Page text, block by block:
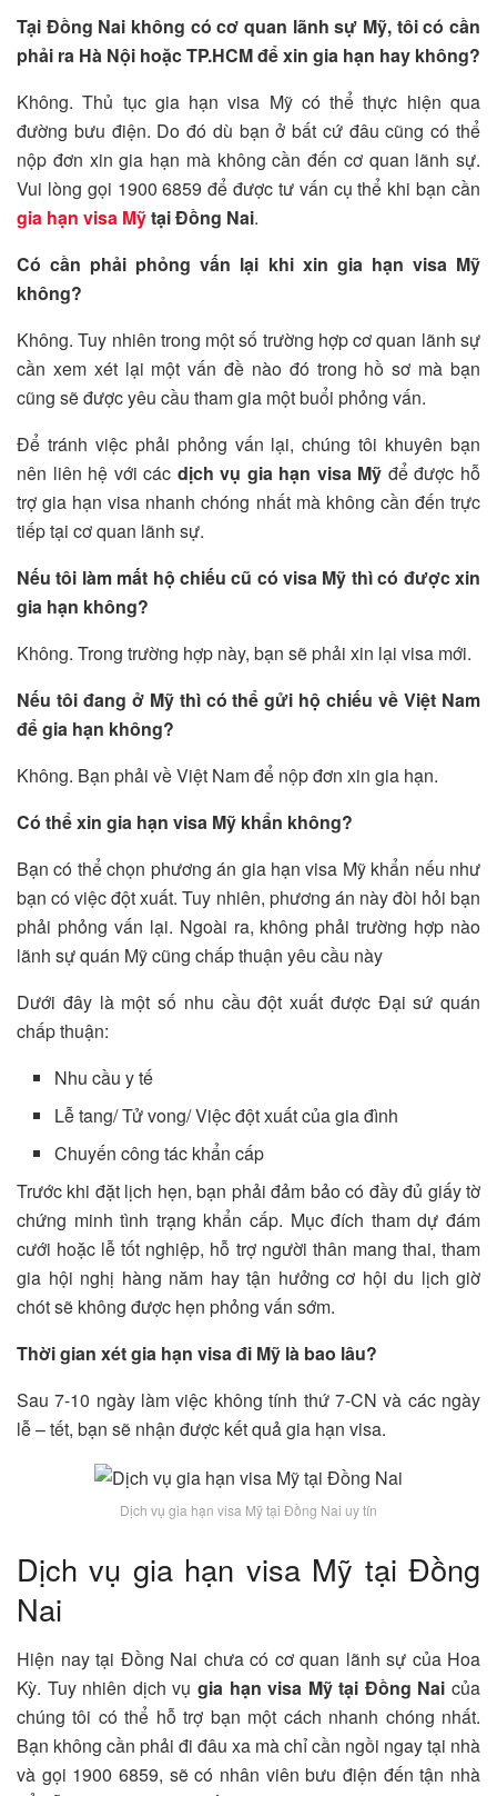
Tại Đồng Nai không có cơ quan lãnh sự Mỹ, tôi có cần
phải ra Hà Nội hoặc TP.HCM để xin gia hạn hay không?
Không. Thủ tục gia hạn visa Mỹ có thể thực hiện qua
đường bưu điện. Do đó dù bạn ở bất cứ đâu cũng có thể
nộp đơn xin gia hạn mà không cần đến cơ quan lãnh sự.
Vui lòng gọi 1900 6859 để được tư vấn cụ thể khi bạn cần
gia hạn visa Mỹtại Đồng Nai.
Có cần phải phỏng vấn lại khi xin gia hạn visa Mỹ
không?
Không. Tuy nhiên trong một số trường hợp cơ quan lãnh sự
cần xem xét lại một vấn đề nào đó trong hồ sơ mà bạn
cũng sẽ được yêu cầu tham gia một buổi phỏng vấn.
Để tránh việc phải phỏng vấn lại, chúng tôi khuyên bạn
nên liên hệ với các dịch vụ gia hạn visa Mỹ để được hỗ
trợ gia hạn visa nhanh chóng nhất mà không cần đến trực
tiếp tại cơ quan lãnh sự.
Nếu tôi làm mất hộ chiếu cũ có visa Mỹ thì có được xin
gia hạn không?
Không. Trong trường hợp này, bạn sẽ phải xin lại visa mới.
Nếu tôi đang ở Mỹ thì có thể gửi hộ chiếu về Việt Nam
để gia hạn không?
Không. Bạn phải về Việt Nam để nộp đơn xin gia hạn.
Có thể xin gia hạn visa Mỹ khẩn không?
Bạn có thể chọn phương án gia hạn visa Mỹ khẩn nếu như
bạn có việc đột xuất. Tuy nhiên, phương án này đòi hỏi bạn
phải phỏng vấn lại. Ngoài ra, không phải trường hợp nào
lãnh sự quán Mỹ cũng chấp thuận yêu cầu này
Dưới đây là một số nhu cầu đột xuất được Đại sứ quán
chấp thuận:
Nhu cầu y tế
Lễ tang/ Tử vong/ Việc đột xuất của gia đình
Chuyến công tác khẩn cấp
Trước khi đặt lịch hẹn, bạn phải đảm bảo có đầy đủ giấy tờ
chứng minh tình trạng khẩn cấp. Mục đích tham dự đám
cưới hoặc lễ tốt nghiệp, hỗ trợ người thân mang thai, tham
gia hội nghị hàng năm hay tận hưởng cơ hội du lịch giờ
chót sẽ không được hẹn phỏng vấn sớm.
Thời gian xét gia hạn visa đi Mỹ là bao lâu?
Sau 7-10 ngày làm việc không tính thứ 7-CN và các ngày
lễ – tết, bạn sẽ nhận được kết quả gia hạn visa.
Dịch vụ gia hạn visa Mỹ tại Đồng Nai uy tín
Dịch vụ gia hạn visa Mỹ tại Đồng
Nai
Hiện nay tại Đồng Nai chưa có cơ quan lãnh sự của Hoa
Kỳ. Tuy nhiên dịch vụ gia hạn visa Mỹ tại Đồng Nai của
chúng tôi có thể hỗ trợ bạn một cách nhanh chóng nhất.
Bạn không cần phải đi đâu xa mà chỉ cần ngồi ngay tại nhà
và gọi 1900 6859, sẽ có nhân viên bưu điện đến tận nhà